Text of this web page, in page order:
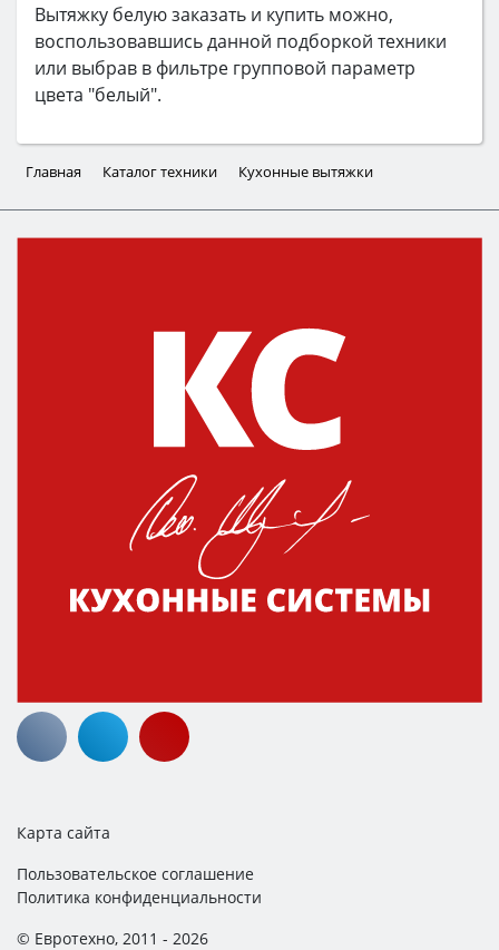
Вытяжку белую заказать и купить можно,
воспользовавшись данной подборкой техники
или выбрав в фильтре групповой параметр
цвета "белый".
Главная Каталог техники Кухонные вытяжки
Карта сайта
Пользовательское соглашение
Политика конфиденциальности
© Евротехно, 2011 - 2026